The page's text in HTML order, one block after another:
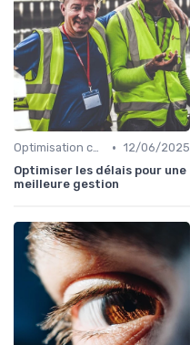
Optimisation coûts • 12/06/2025
Optimiser les délais pour une
meilleure gestion